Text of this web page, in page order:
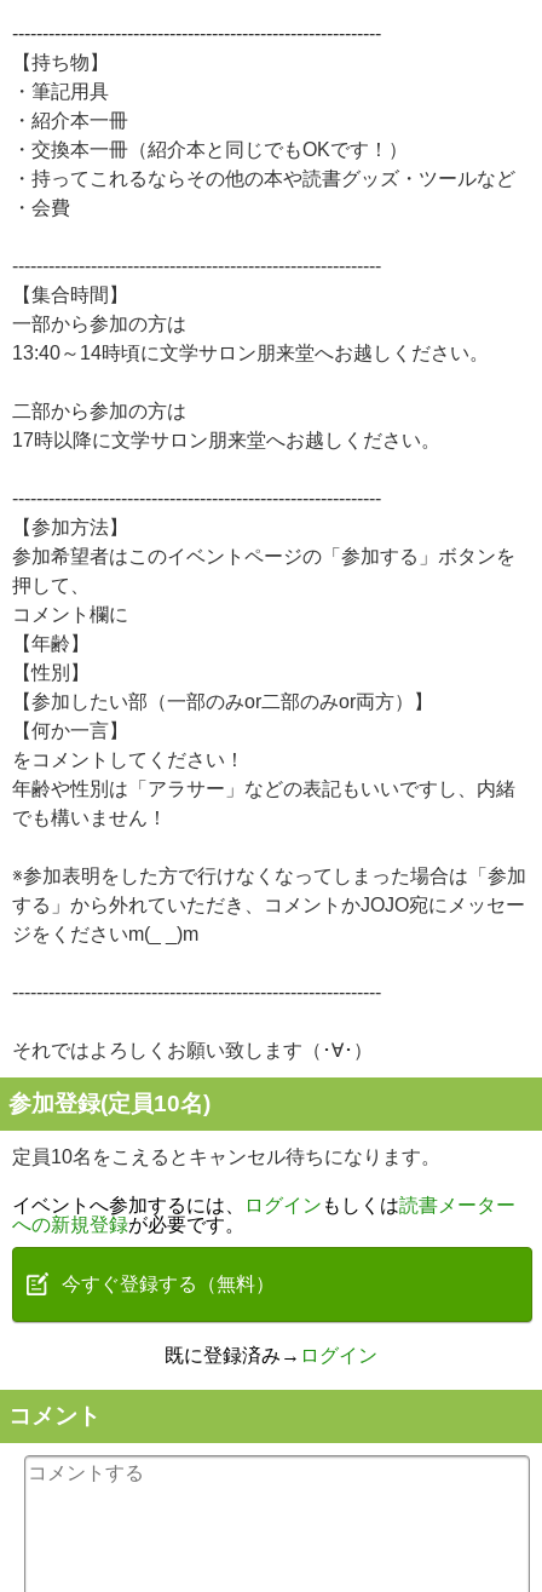
-------------------------------------------------------------
【持ち物】
・筆記用具
・紹介本一冊
・交換本一冊（紹介本と同じでもOKです！）
・持ってこれるならその他の本や読書グッズ・ツールなど
・会費
-------------------------------------------------------------
【集合時間】
一部から参加の方は
13:40～14時頃に文学サロン朋来堂へお越しください。
二部から参加の方は
17時以降に文学サロン朋来堂へお越しください。
-------------------------------------------------------------
【参加方法】
参加希望者はこのイベントページの「参加する」ボタンを
押して、
コメント欄に
【年齢】
【性別】
【参加したい部（一部のみor二部のみor両方）】
【何か一言】
をコメントしてください！
年齢や性別は「アラサー」などの表記もいいですし、内緒
でも構いません！
※参加表明をした方で行けなくなってしまった場合は「参加
する」から外れていただき、コメントかJOJO宛にメッセー
ジをくださいm(_ _)m
-------------------------------------------------------------
それではよろしくお願い致します（･∀･）
参加登録(定員10名)
定員10名をこえるとキャンセル待ちになります。
イベントへ参加するには、 ログイン もしくは読書メーター
への新規登録が必要です。
今すぐ登録する（無料）
既に登録済み→ ログイン
コメント